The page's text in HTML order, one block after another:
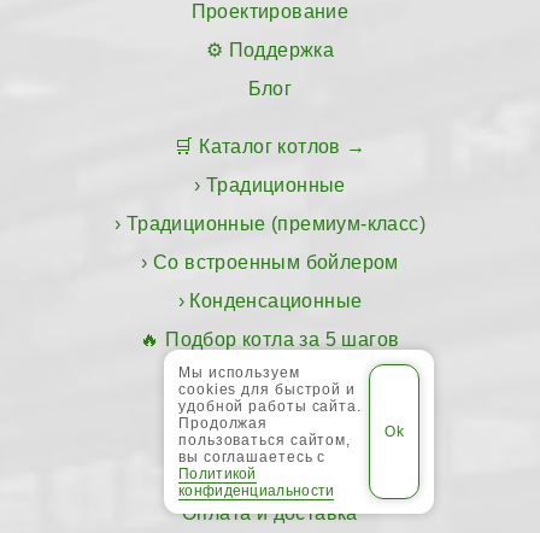
Проектирование
Поддержка
Блог
Каталог котлов
Традиционные
Традиционные (премиум-класс)
Со встроенным бойлером
Конденсационные
Подбор котла за 5 шагов
Где купить
Сервис-центры
Гарантия ПЛЮС
Оплата и доставка
Мы используем
cookies для быстрой и
удобной работы сайта.
Продолжая
пользоваться сайтом,
вы соглашаетесь с
Политикой
конфиденциальности